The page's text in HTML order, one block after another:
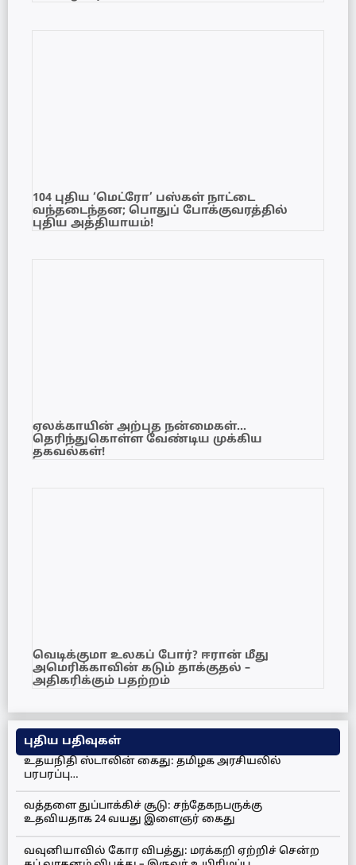
104 புதிய ‘மெட்ரோ’ பஸ்கள் நாட்டை
வந்தடைந்தன; பொதுப் போக்குவரத்தில்
புதிய அத்தியாயம்!
ஏலக்காயின் அற்புத நன்மைகள்…
தெரிந்துகொள்ள வேண்டிய முக்கிய
தகவல்கள்!
வெடிக்குமா உலகப் போர்? ஈரான் மீது
அமெரிக்காவின் கடும் தாக்குதல் –
அதிகரிக்கும் பதற்றம்
புதிய பதிவுகள்
உதயநிதி ஸ்டாலின் கைது: தமிழக அரசியலில்
பரபரப்பு…
வத்தளை துப்பாக்கிச் சூடு: சந்தேகநபருக்கு
உதவியதாக 24 வயது இளைஞர் கைது
வவுனியாவில் கோர விபத்து: மரக்கறி ஏற்றிச் சென்ற